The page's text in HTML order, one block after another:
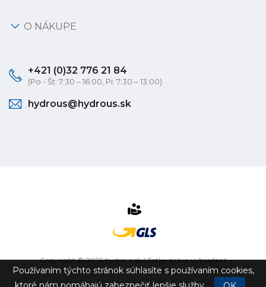
O NÁKUPE
+421 (0)32 776 21 84
(Po - Št: 7:30 – 16:00, Pi: 7:30 – 13:00)
hydrous@hydrous.sk
Copyright © 2026 hydrous.sk Všetky práva vyhradené
eshop na mieruvytvorilovibration.sk
Používaním týchto stránok súhlasíte s používaním cookies,